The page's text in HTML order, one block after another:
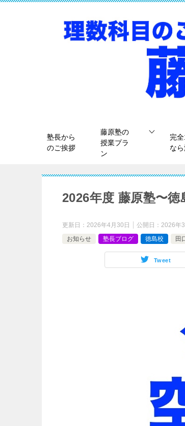
塾長から
のご挨拶
藤原塾の
授業プラ
ン
完
な
2026年度 藤原塾〜
更新日： 2026年4月30日 公開日： 2026年
お知らせ
塾長ブログ 徳島校 田
Tweet